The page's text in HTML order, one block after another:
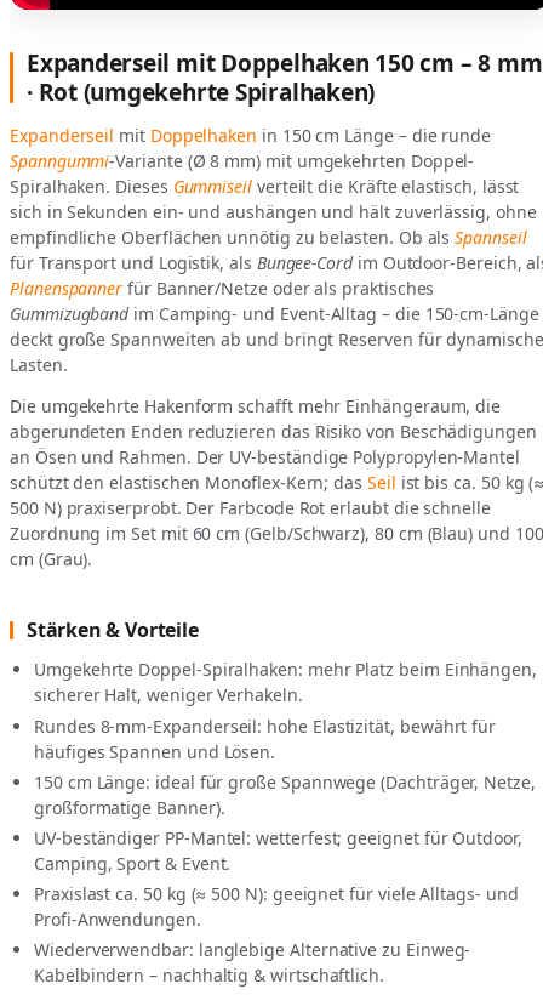
Expanderseil mit Doppelhaken 150 cm – 8 mm
· Rot (umgekehrte Spiralhaken)
Expanderseil mit Doppelhaken in 150 cm Länge – die runde
Spanngummi-Variante (Ø 8 mm) mit umgekehrten Doppel-
Spiralhaken. Dieses Gummiseilverteilt die Kräfte elastisch, lässt
sich in Sekunden ein- und aushängen und hält zuverlässig, ohne
empfindliche Oberflächen unnötig zu belasten. Ob alsSpannseil
für Transport und Logistik, als Bungee-Cordim Outdoor-Bereich,
Planenspanner für Banner/Netze oder als praktisches
Gummizugbandim Camping- und Event-Alltag – die 150-cm-Länge
deckt große Spannweiten ab und bringt Reserven für dynamische
Lasten.
Die umgekehrte Hakenform schafft mehr Einhängeraum, die
abgerundeten Enden reduzieren das Risiko von Beschädigungen
an Ösen und Rahmen. Der UV-beständige Polypropylen-Mantel
schützt den elastischen Monoflex-Kern; das Seil ist bis ca. 50 kg
500 N) praxiserprobt. Der Farbcode Rot erlaubt die schnelle
Zuordnung im Set mit 60 cm (Gelb/Schwarz), 80 cm (Blau) und 100
cm (Grau).
Stärken & Vorteile
Umgekehrte Doppel-Spiralhaken: mehr Platz beim Einhängen,
sicherer Halt, weniger Verhakeln.
Rundes 8-mm-Expanderseil: hohe Elastizität, bewährt für
häufiges Spannen und Lösen.
150 cm Länge: ideal für große Spannwege (Dachträger, Netze,
großformatige Banner).
UV-beständiger PP-Mantel: wetterfest; geeignet für Outdoor,
Camping, Sport & Event.
Praxislast ca. 50 kg (≈ 500 N): geeignet für viele Alltags- und
Profi-Anwendungen.
Wiederverwendbar: langlebige Alternative zu Einweg-
Kabelbindern – nachhaltig & wirtschaftlich.